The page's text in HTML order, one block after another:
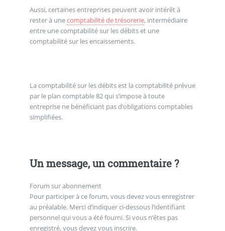
Aussi, certaines entreprises peuvent avoir intérêt à
rester à unecomptabilité de trésorerie, intermédiaire
entre une comptabilité sur les débits et une
comptabilité sur les encaissements.
La comptabilité sur les débits est la comptabilité prévue
par le plan comptable 82 qui s’impose à toute
entreprise ne bénéficiant pas d’obligations comptables
simplifiées.
Un message, un commentaire ?
Forum sur abonnement
Pour participer à ce forum, vous devez vous enregistrer
au préalable. Merci d’indiquer ci-dessous l’identifiant
personnel qui vous a été fourni. Si vous n’êtes pas
enregistré, vous devez vous inscrire.